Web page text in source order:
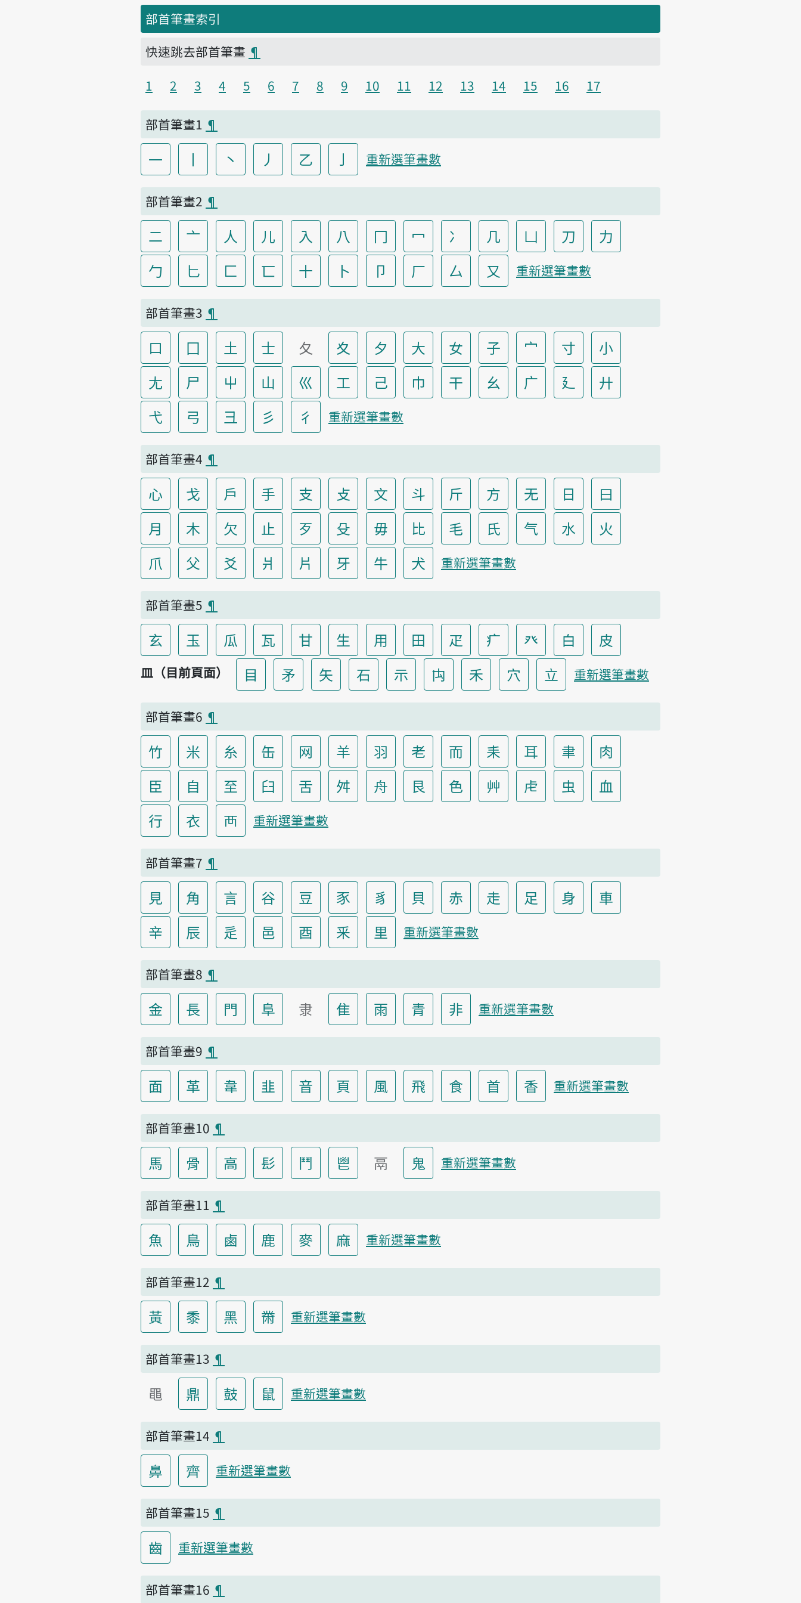
部首筆畫索引
快速跳去部首筆畫 ¶
1
2 3 4 5 6 7 8 9 10 11 12 13 14 15 16 17
部首筆畫1 ¶
一 丨 丶 丿 乙 亅 重新選筆畫數
部首筆畫2 ¶
二 亠 人 儿 入 八 冂 冖 冫 几 凵 刀
力
勹
匕 匚 匸 十 卜 卩 厂 厶 又 重新選筆畫數
部首筆畫3 ¶
口 囗 土 士 夂 夊 夕 大 女 子 宀 寸
小
尢
尸 屮 山 巛 工 己 巾 干 幺 广 廴
廾
弋
弓 彐 彡 彳 重新選筆畫數
部首筆畫4 ¶
心 戈 戶 手 支 攴 文 斗 斤 方 无 日
曰
月
木 欠 止 歹 殳 毋 比 毛 氏 气 水
火
爪
父 爻 爿 片 牙 牛 犬 重新選筆畫數
部首筆畫5 ¶
玄 玉 瓜 瓦 甘 生 用 田 疋 疒 癶 白 皮
皿（目前頁面） 目 矛 矢 石 示 禸 禾 穴 立 重新選筆畫數
部首筆畫6 ¶
竹 米 糸 缶 网 羊 羽 老 而 耒 耳 聿
肉
臣
自 至 臼 舌 舛 舟 艮 色 艸 虍 虫
血
行
衣 襾 重新選筆畫數
部首筆畫7 ¶
見 角 言 谷 豆 豕 豸 貝 赤 走 足 身
車
辛
辰 辵 邑 酉 釆 里 重新選筆畫數
部首筆畫8 ¶
金 長 門 阜 隶 隹 雨 青 非 重新選筆畫數
部首筆畫9 ¶
面 革 韋 韭 音 頁 風 飛 食 首 香 重新選筆畫數
部首筆畫10 ¶
馬 骨 高 髟 鬥 鬯 鬲 鬼 重新選筆畫數
部首筆畫11 ¶
魚 鳥 鹵 鹿 麥 麻 重新選筆畫數
部首筆畫12 ¶
黃 黍 黑 黹 重新選筆畫數
部首筆畫13 ¶
黽 鼎 鼓 鼠 重新選筆畫數
部首筆畫14 ¶
鼻 齊 重新選筆畫數
部首筆畫15 ¶
齒 重新選筆畫數
部首筆畫16 ¶